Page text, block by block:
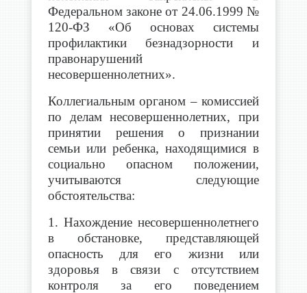
Федеральном законе от 24.06.1999 №
120-ФЗ «Об основах системы
профилактики безнадзорности и
правонарушений
несовершеннолетних».
Коллегиальным органом – комиссией
по делам несовершеннолетних, при
принятии решения о признании
семьи или ребенка, находящимися в
социально опасном положении,
учитываются следующие
обстоятельства:
1. Нахождение несовершеннолетнего
в обстановке, представляющей
опасность для его жизни или
здоровья в связи с отсутствием
контроля за его поведением